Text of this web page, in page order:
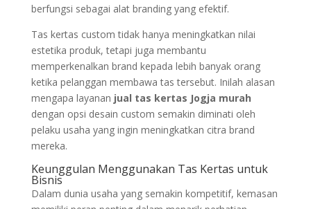
berfungsi sebagai alat branding yang efektif.
Tas kertas custom tidak hanya meningkatkan nilai
estetika produk, tetapi juga membantu
memperkenalkan brand kepada lebih banyak orang
ketika pelanggan membawa tas tersebut. Inilah alasan
mengapa layanan jual tas kertas Jogja murah
dengan opsi desain custom semakin diminati oleh
pelaku usaha yang ingin meningkatkan citra brand
mereka.
Keunggulan Menggunakan Tas Kertas untuk
Bisnis
Dalam dunia usaha yang semakin kompetitif, kemasan